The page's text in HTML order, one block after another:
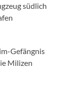
südlich
Gefängnis
Milizen